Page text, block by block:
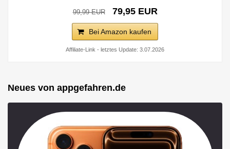
99,99 EUR 79,95 EUR
Bei Amazon kaufen
Affiliate-Link - letztes Update: 3.07.2026
Neues von appgefahren.de